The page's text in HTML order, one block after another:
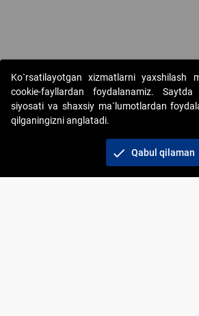
Copyright © 2017-2026. "Elektron onlayn-
tashkil etish" AJ. Barcha huquqlar
Ko`rsatilayotgan xizmatlarni yaxshilash
cookie-fayllardan foydalanamiz.
siyosati va shaxsiy ma`lumotlardan
qilganingizni anglatadi.
check Qabul qilaman